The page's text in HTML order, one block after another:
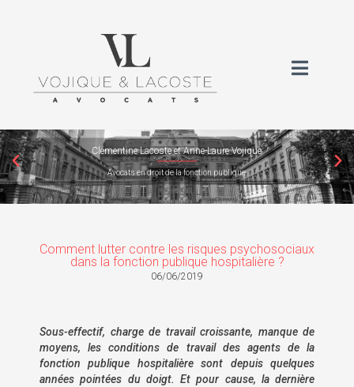
Clémentine Lacoste et Anne-Laure Vojique
Avocats en droit de la fonction publique
Comment lutter contre les risques psychosociaux
dans la fonction publique hospitalière ?
06/06/2019
Sous-effectif, charge de travail croissante, manque de
moyens, les conditions de travail des agents de la
fonction publique hospitalière sont depuis quelques
années pointées du doigt. Et pour cause, la dernière